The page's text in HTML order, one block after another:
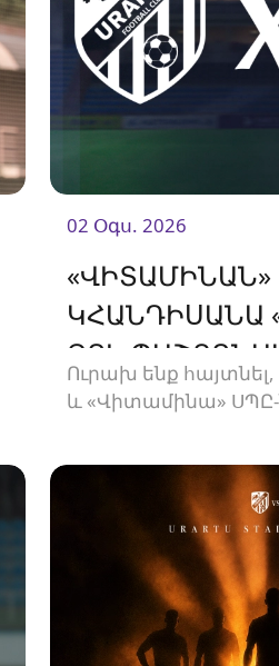
02 Օգս. 2026
ԿՀԱՆԴԻՍԱՆԱ
ՋՐԻ
ՄԱՏԱԿԱՐԱՐԸ
Ուրախ ենք
և «Վիտամինա» ՍՊԸ-